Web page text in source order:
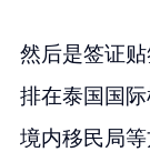
然后是签证
排在泰国国
境内移民局